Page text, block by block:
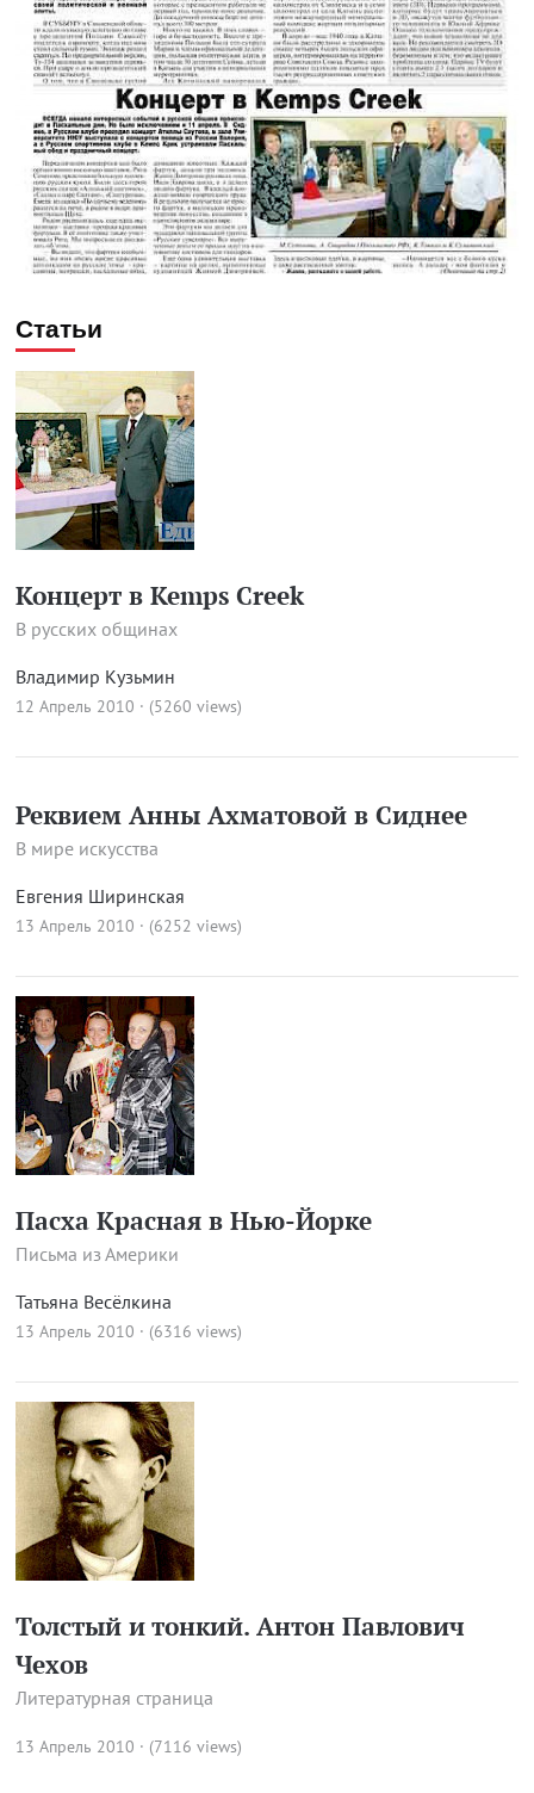
Статьи
Концерт в Kemps Creek
В русских общинах
Владимир Кузьмин
12 Апрель 2010 · (5260 views)
Реквием Анны Ахматовой в Сиднее
В мире искусства
Евгения Ширинская
13 Апрель 2010 · (6252 views)
Пасха Красная в Нью-Йорке
Письма из Америки
Татьяна Весёлкина
13 Апрель 2010 · (6316 views)
Толстый и тонкий. Антон Павлович
Чехов
Литературная страница
13 Апрель 2010 · (7116 views)